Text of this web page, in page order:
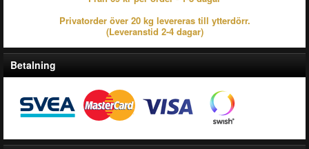
Privatorder över 20 kg levereras till ytterdörr.
(Leveranstid 2-4 dagar)
Betalning